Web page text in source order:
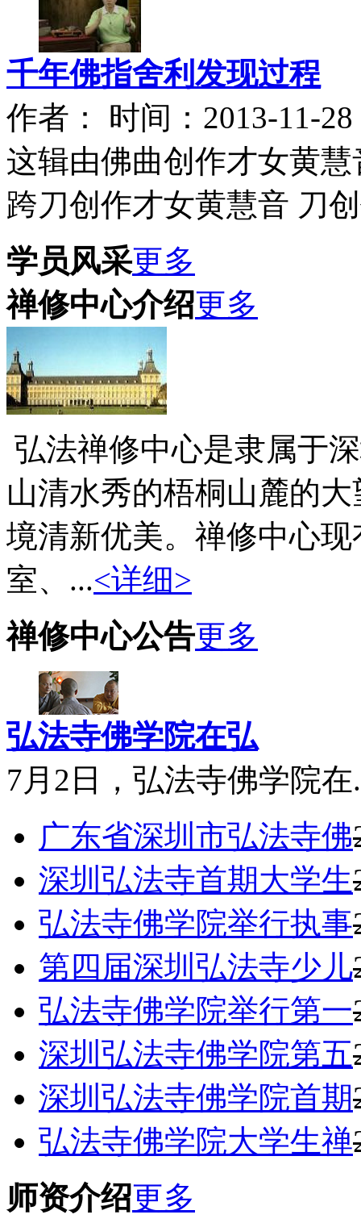
千年佛指舍利发现过程
作者： 时间：2013-11-28
这辑由佛曲创作才女黄
跨刀创作才女黄慧音 刀
学员风采更多
禅修中心介绍更多
弘法禅修中心是隶属于
山清水秀的梧桐山麓的
境清新优美。禅修中心
室、...<详细>
禅修中心公告更多
弘法寺佛学院在弘
7月2日，弘法寺佛学院在
广东省深圳市弘法寺佛
深圳弘法寺首期大学生
弘法寺佛学院举行执事
第四届深圳弘法寺少儿
弘法寺佛学院举行第一
深圳弘法寺佛学院第五
深圳弘法寺佛学院首期
弘法寺佛学院大学生禅
师资介绍更多